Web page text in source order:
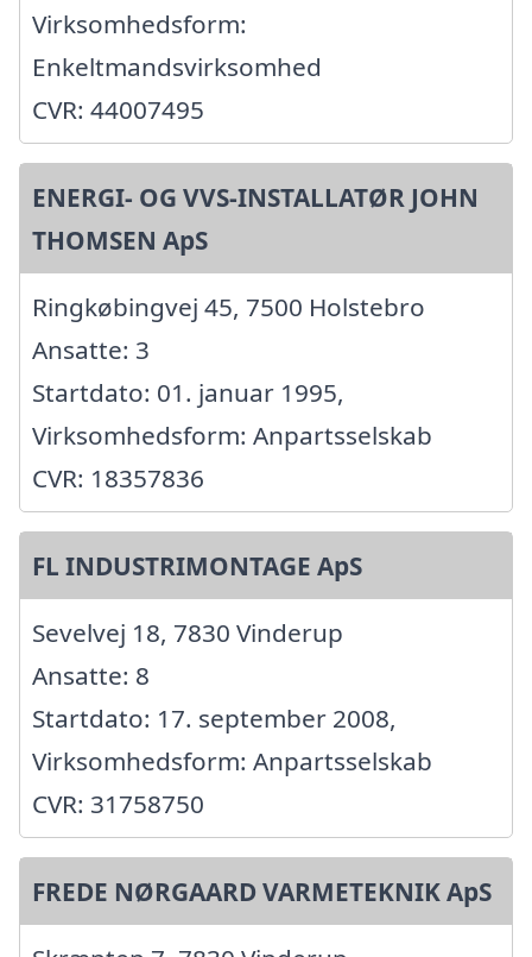
Virksomhedsform:
Enkeltmandsvirksomhed
CVR: 44007495
ENERGI- OG VVS-INSTALLATØR JOHN
THOMSEN ApS
Ringkøbingvej 45, 7500 Holstebro
Ansatte: 3
Startdato: 01. januar 1995,
Virksomhedsform: Anpartsselskab
CVR: 18357836
FL INDUSTRIMONTAGE ApS
Sevelvej 18, 7830 Vinderup
Ansatte: 8
Startdato: 17. september 2008,
Virksomhedsform: Anpartsselskab
CVR: 31758750
FREDE NØRGAARD VARMETEKNIK ApS